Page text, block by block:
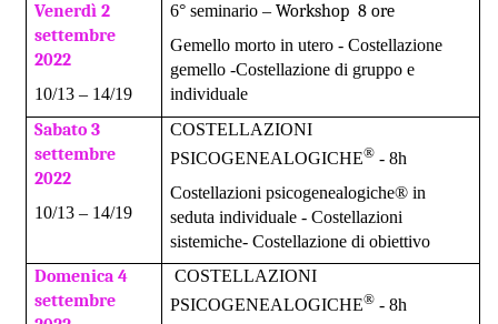
Venerdì 2
settembre
2022
10/13 – 14/19
6° seminario – Workshop 8 ore
Gemello morto in utero - Costellazione
gemello -Costellazione di gruppo e
individuale
Sabato 3
settembre
2022
10/13 – 14/19
COSTELLAZIONI
PSICOGENEALOGICHE® - 8h
Costellazioni psicogenealogiche® in
seduta individuale - Costellazioni
sistemiche- Costellazione di obiettivo
Domenica 4
settembre
COSTELLAZIONI
PSICOGENEALOGICHE® - 8h